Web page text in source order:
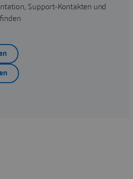
Support-Kontakten und